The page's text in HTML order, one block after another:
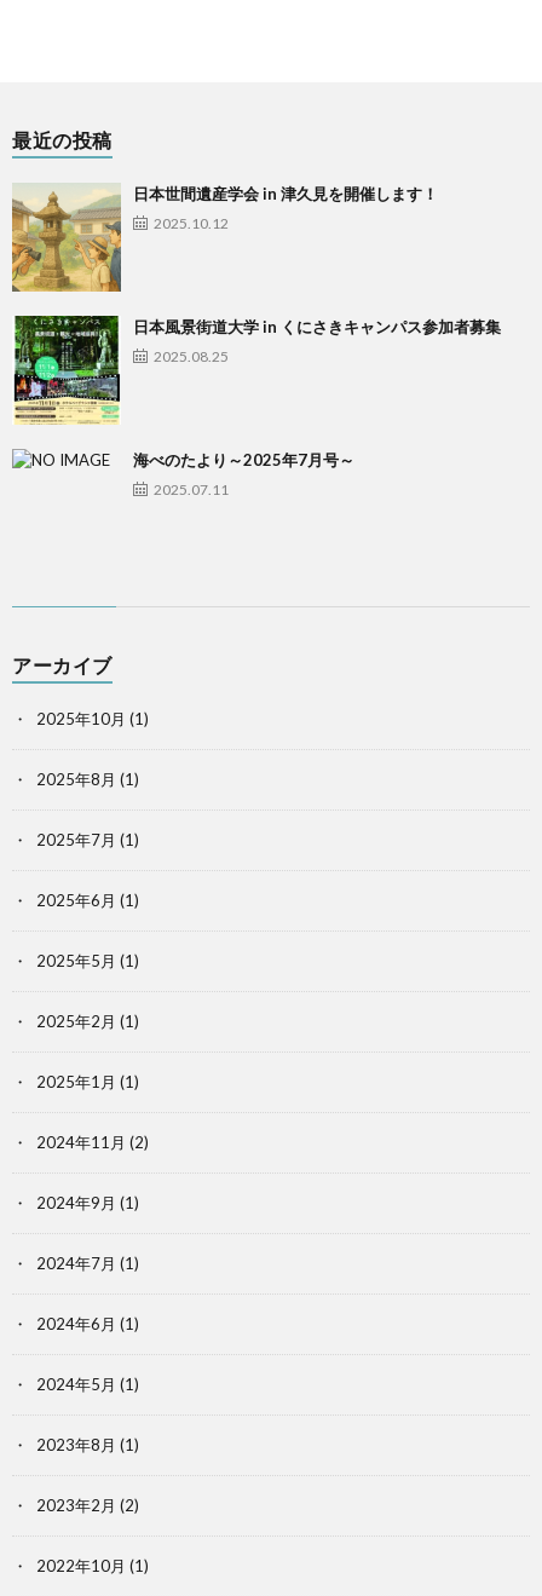
最近の投稿
日本世間遺産学会 in 津久見を開催します！
2025.10.12
日本風景街道大学 in くにさきキャンパス参加者募集
2025.08.25
海べのたより～2025年7月号～
2025.07.11
アーカイブ
2025年10月 (1)
2025年8月 (1)
2025年7月 (1)
2025年6月 (1)
2025年5月 (1)
2025年2月 (1)
2025年1月 (1)
2024年11月 (2)
2024年9月 (1)
2024年7月 (1)
2024年6月 (1)
2024年5月 (1)
2023年8月 (1)
2023年2月 (2)
2022年10月 (1)